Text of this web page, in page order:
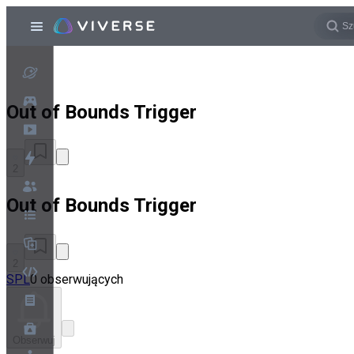
Out of Bounds Trigger
Out of Bounds Trigger
SPL0 obserwujących
Obserwuj